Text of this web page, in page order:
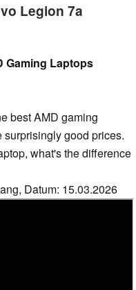
Legion 7a
Gaming Laptops
best AMD gaming
good prices.
what's the difference
Datum: 15.03.2026